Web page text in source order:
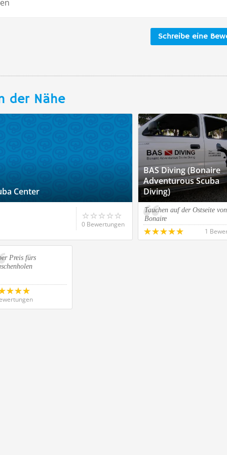
Schreibe eine
der Nähe
Center
0 Bewertungen
BAS Diving (Bonaire
Adventurous Scuba
Diving)
Tauchen auf der Ostseite von
Bonaire
1
Preis fürs